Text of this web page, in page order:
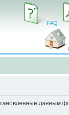
FAQ
данным